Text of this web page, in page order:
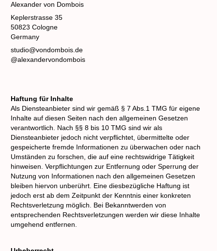
Alexander von Dombois
Keplerstrasse 35
50823 Cologne
Germany
studio@vondombois.de
@alexandervondombois
Haftung für Inhalte
Als Diensteanbieter sind wir gemäß § 7 Abs.1 TMG für eigene
Inhalte auf diesen Seiten nach den allgemeinen Gesetzen
verantwortlich. Nach §§ 8 bis 10 TMG sind wir als
Diensteanbieter jedoch nicht verpflichtet, übermittelte oder
gespeicherte fremde Informationen zu überwachen oder nach
Umständen zu forschen, die auf eine rechtswidrige Tätigkeit
hinweisen. Verpflichtungen zur Entfernung oder Sperrung der
Nutzung von Informationen nach den allgemeinen Gesetzen
bleiben hiervon unberührt. Eine diesbezügliche Haftung ist
jedoch erst ab dem Zeitpunkt der Kenntnis einer konkreten
Rechtsverletzung möglich. Bei Bekanntwerden von
entsprechenden Rechtsverletzungen werden wir diese Inhalte
umgehend entfernen.